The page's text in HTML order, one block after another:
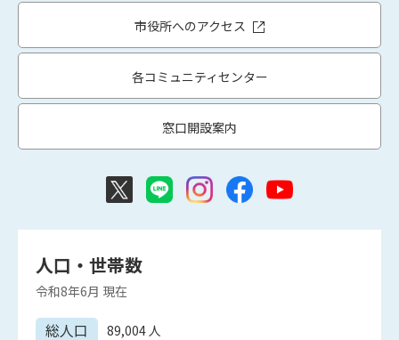
市役所へのアクセス
各コミュニティセンター
窓口開設案内
人口・世帯数
令和8年6月 現在
総人口 89,004人